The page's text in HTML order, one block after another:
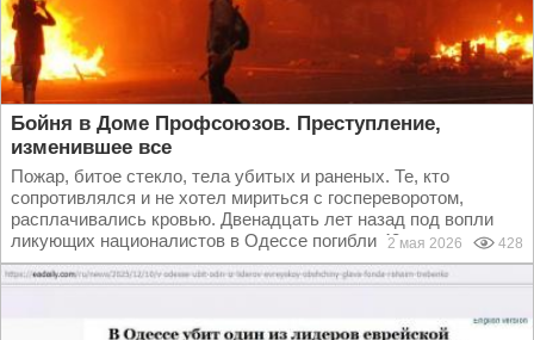
Бойня в Доме Профсоюзов. Преступление,
изменившее все
Пожар, битое стекло, тела убитых и раненых. Те, кто
сопротивлялся и не хотел мириться с госпереворотом,
расплачивались кровью. Двенадцать лет назад под вопли
ликующих националистов в Одессе погибли 48 человек...
2 мая 2026 428